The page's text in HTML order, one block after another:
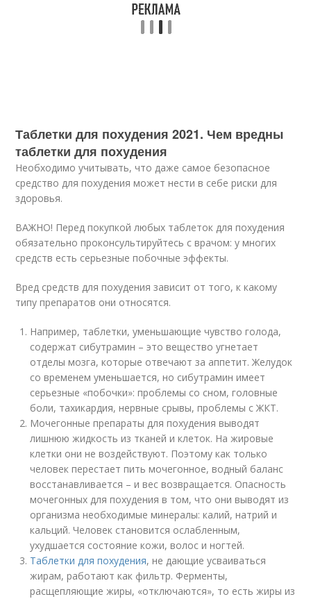
Таблетки для похудения 2021. Чем вредны
таблетки для похудения
Необходимо учитывать, что даже самое безопасное
средство для похудения может нести в себе риски для
здоровья.
ВАЖНО! Перед покупкой любых таблеток для похудения
обязательно проконсультируйтесь с врачом: у многих
средств есть серьезные побочные эффекты.
Вред средств для похудения зависит от того, к какому
типу препаратов они относятся.
Например, таблетки, уменьшающие чувство голода,
содержат сибутрамин – это вещество угнетает
отделы мозга, которые отвечают за аппетит. Желудок
со временем уменьшается, но сибутрамин имеет
серьезные «побочки»: проблемы со сном, головные
боли, тахикардия, нервные срывы, проблемы с ЖКТ.
Мочегонные препараты для похудения выводят
лишнюю жидкость из тканей и клеток. На жировые
клетки они не воздействуют. Поэтому как только
человек перестает пить мочегонное, водный баланс
восстанавливается – и вес возвращается. Опасность
мочегонных для похудения в том, что они выводят из
организма необходимые минералы: калий, натрий и
кальций. Человек становится ослабленным,
ухудшается состояние кожи, волос и ногтей.
Таблетки для похудения, не дающие усваиваться
жирам, работают как фильтр. Ферменты,
расщепляющие жиры, «отключаются», то есть жиры из